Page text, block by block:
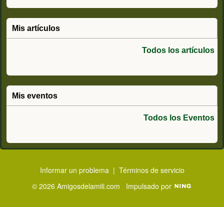
Mis artículos
Todos los artículos
Mis eventos
Todos los Eventos
Informar un problema | Términos de servicio
© 2026 Amigosdelamili.com Impulsado por